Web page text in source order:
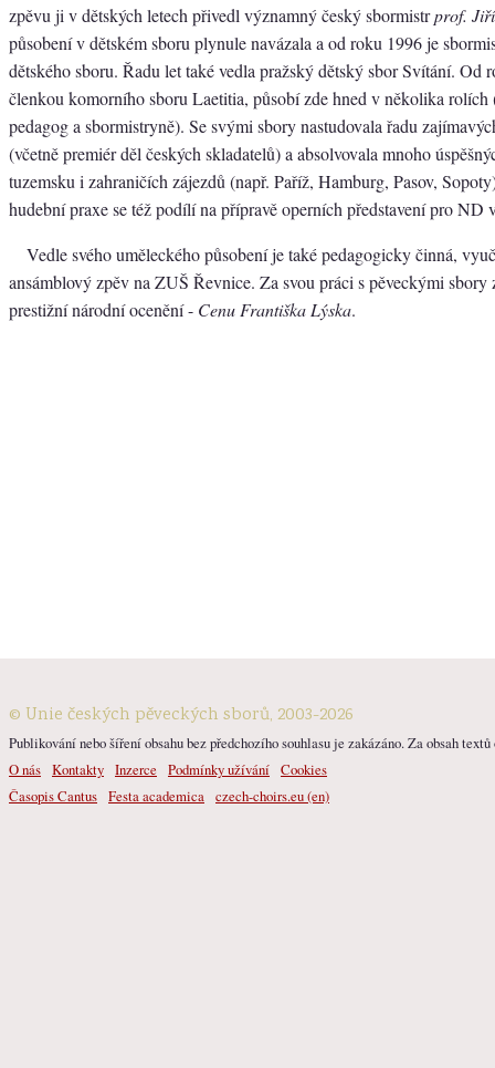
zpěvu ji v dětských letech přivedl významný český sbormistrprof.
působení v dětském sboru plynule navázala a od roku 1996 je
dětského sboru. Řadu let také vedla pražský dětský sbor Svítání. Od
členkou komorního sboru Laetitia, působí zde hned v několika rolích
pedagog a sbormistryně). Se svými sbory nastudovala řadu
(včetně premiér děl českých skladatelů) a absolvovala mnoho
tuzemsku i zahraničích zájezdů (např. Paříž, Hamburg, Pasov,
hudební praxe se též podílí na přípravě operních představení pro ND
Vedle svého uměleckého působení je také pedagogicky činná,
ansámblový zpěv na ZUŠ Řevnice. Za svou práci s pěveckými sbory
prestižní národní ocenění - Cenu Františka Lýska.
© Unie českých pěveckých sborů, 2003-2026
Publikování nebo šíření obsahu bez předchozího souhlasu je zakázáno. Za obsah
O nás Kontakty Inzerce Podmínky užívání Cookies
Časopis Cantus Festa academica czech-choirs.eu (en)